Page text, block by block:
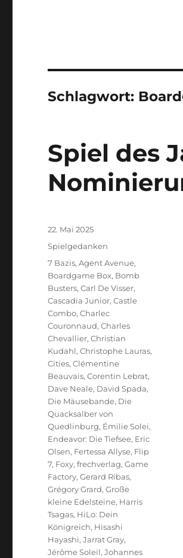
Schlagwort:
Spiel des
Veröffentlicht
am
22. Mai 2025
Kategorien
Spielgedanken
Schlagwörter
7 Bazis,Agent Avenue,
Boardgame Box, Bomb
Busters,Carl De Visser,
Cascadia Junior,Castle
Combo,Charlec
Couronnaud,Charles
Chevallier,Christian
Kudahl,Christophe Lauras,
Cities,Clémentine
Beauvais,Corentin Lebrat,
Dave Neale, David Spada,
Die Mäusebande, Die
Quacksalber von
Quedlinburg, Émilie Solei,
Endeavor: Die Tiefsee, Eric
Olsen, Fertessa Allyse, Flip
7, Foxy,frechverlag,Game
Factory,Gerard Ribas,
Grégory Grard,Große
kleine Edelsteine, Harris
Tsagas, HiLo: Dein
Königreich, Hisashi
Hayashi,Jarrat Gray,
Jérôme Soleil,Johannes